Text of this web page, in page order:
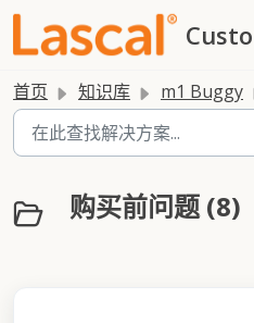
首页 知识库 m1 Buggy
购买前问题 (8)